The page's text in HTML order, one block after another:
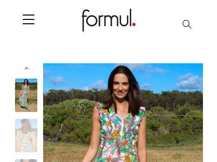
Chercher